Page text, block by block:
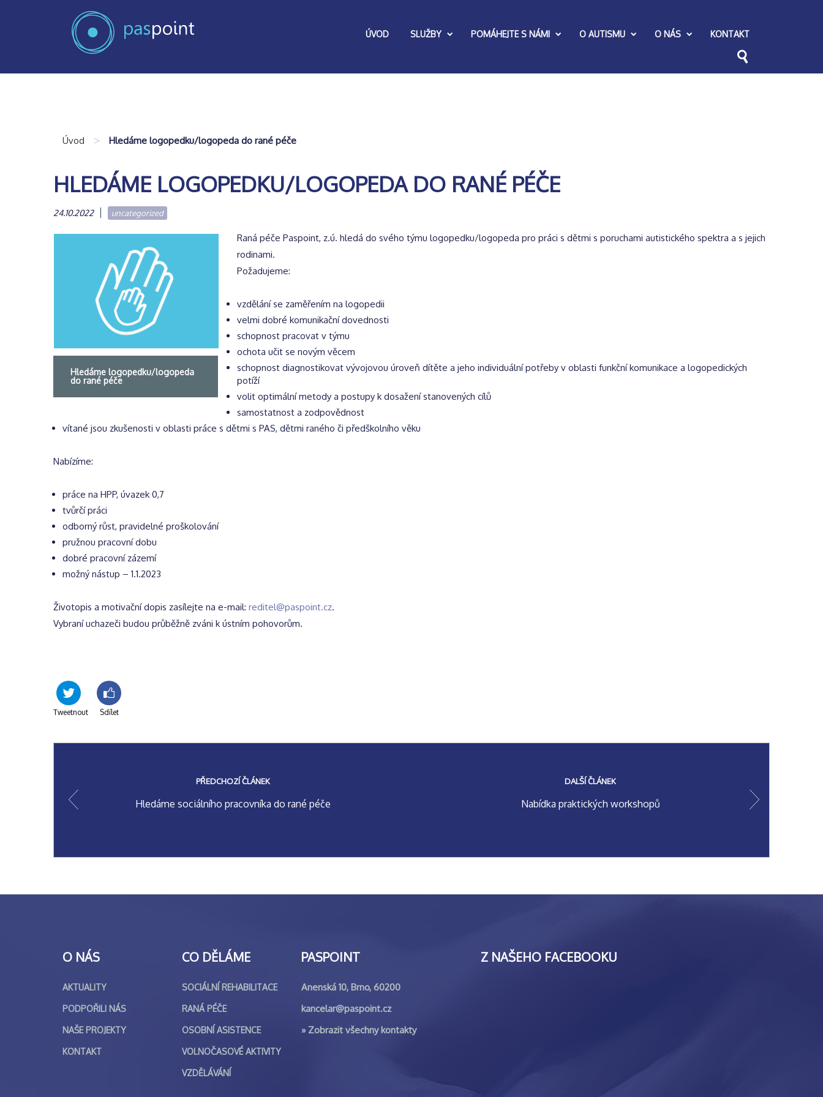
ÚVOD SLUŽBY POMÁHEJTE S NÁMI O AUTISMU O NÁS KONTAKT
Úvod > Hledáme logopedku/logopeda do rané péče
HLEDÁME LOGOPEDKU/LOGOPEDA DO RANÉ PÉČE
24.10.2022 uncategorized
Hledáme logopedku/logopeda
do rané péče
Raná péče Paspoint, z.ú. hledá do svého týmu logopedku/logopeda pro práci s dětmi s poruchami autistického spektra a s jejich
rodinami.
Požadujeme:
vzdělání se zaměřením na logopedii
velmi dobré komunikační dovednosti
schopnost pracovat v týmu
ochota učit se novým věcem
schopnost diagnostikovat vývojovou úroveň dítěte a jeho individuální potřeby v oblasti funkční komunikace a logopedických
potíží
volit optimální metody a postupy k dosažení stanovených cílů
samostatnost a zodpovědnost
vítané jsou zkušenosti v oblasti práce s dětmi s PAS, dětmi raného či předškolního věku
Nabízíme:
práce na HPP, úvazek 0,7
tvůrčí práci
odborný růst, pravidelné proškolování
pružnou pracovní dobu
dobré pracovní zázemí
možný nástup – 1.1.2023
Životopis a motivační dopis zasílejte na e-mail: reditel@paspoint.cz.
Vybraní uchazeči budou průběžně zváni k ústním pohovorům.
Tweetnout Sdílet
PŘEDCHOZÍ ČLÁNEK
Hledáme sociálního pracovníka do rané péče
DALŠÍ ČLÁNEK
Nabídka praktických workshopů
O NÁS
AKTUALITY
PODPOŘILI NÁS
NAŠE PROJEKTY
KONTAKT
CO DĚLÁME
SOCIÁLNÍ REHABILITACE
RANÁ PÉČE
OSOBNÍ ASISTENCE
VOLNOČASOVÉ AKTIVITY
VZDĚLÁVÁNÍ
PASPOINT
Anenská 10, Brno, 60200
kancelar@paspoint.cz
» Zobrazit všechny kontakty
Z NAŠEHO FACEBOOKU